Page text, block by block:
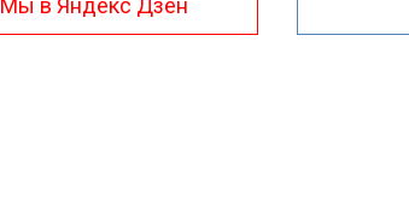
Мы в Яндекс Дзен